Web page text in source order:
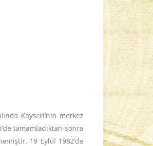
Kayseri’nin merkez
tamamladıktan sonra
19 Eylül 1982’de